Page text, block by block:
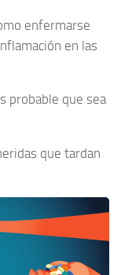
enfermarse
en las
probable que sea
que tardan